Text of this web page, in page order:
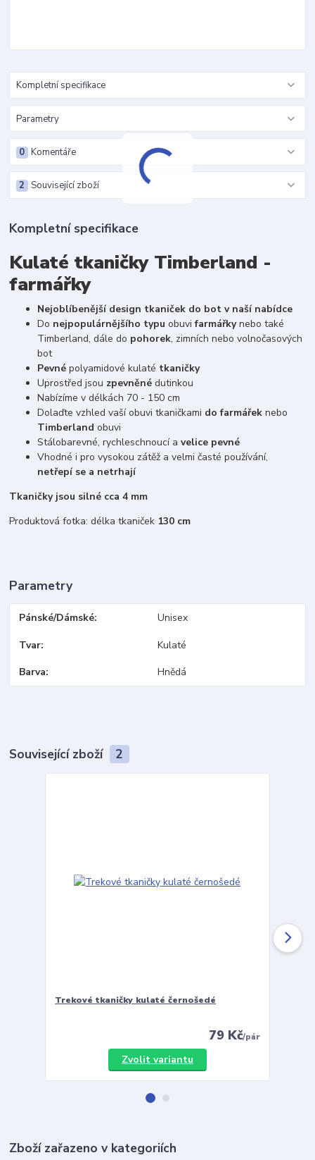
Kompletní specifikace
Parametry
Komentáře
0
Související zboží
2
Kompletní specifikace
Kulaté tkaničky Timberland -
farmářky
Nejoblíbenější design tkaniček do bot v naší nabídce
Do nejpopulárnějšího typu obuvifarmářkynebo také
Timberland, dále do pohorek, zimních nebo volnočasových
bot
Pevné polyamidové kulaté tkaničky
Uprostřed jsou zpevněné dutinkou
Nabízíme v délkách 70 - 150 cm
Dolaďte vzhled vaší obuvi tkaničkami do farmářek nebo
Timberland obuvi
Stálobarevné, rychleschnoucí avelice pevné
Vhodné i pro vysokou zátěž a velmi časté používání,
netřepí se a netrhají
Tkaničky jsou silné cca 4 mm
Produktová fotka: délka tkaniček 130 cm
Parametry
Pánské/Dámské Unisex
Tvar Kulaté
Barva Hnědá
Související zboží 2
Trekové tkaničky kulaté černošedé
79 Kč/pár
Zvolit variantu
Zboží zařazeno v kategoriích